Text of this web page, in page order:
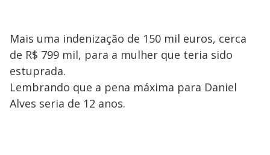
Mais uma indenização de 150 mil euros, cerca
de R$ 799 mil, para a mulher que teria sido
estuprada.
Lembrando que a pena máxima para Daniel
Alves seria de 12 anos.